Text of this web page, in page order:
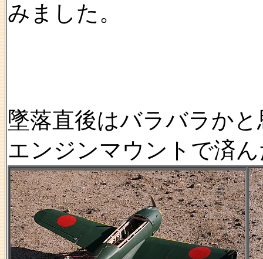
みました。
墜落直後はバラバラか
エンジンマウントで済